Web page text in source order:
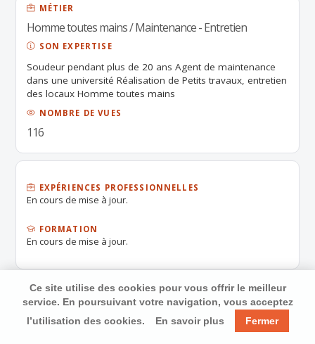
MÉTIER
Homme toutes mains / Maintenance - Entretien
SON EXPERTISE
Soudeur pendant plus de 20 ans Agent de maintenance
dans une université Réalisation de Petits travaux, entretien
des locaux Homme toutes mains
NOMBRE DE VUES
116
EXPÉRIENCES PROFESSIONNELLES
En cours de mise à jour.
FORMATION
En cours de mise à jour.
Ce site utilise des cookies pour vous offrir le meilleur
service. En poursuivant votre navigation, vous acceptez
l’utilisation des cookies.
En savoir plus Fermer